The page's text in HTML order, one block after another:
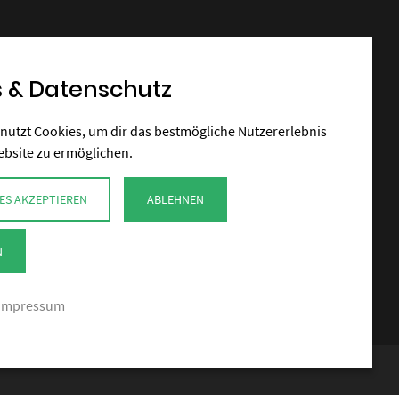
& Datenschutz
Cookies, um dir das bestmögliche Nutzererlebnis
zu ermöglichen.
AKZEPTIEREN ABLEHNEN